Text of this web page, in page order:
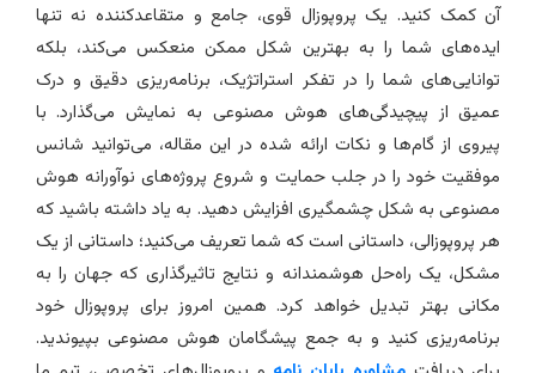
کمک کنید. یک پروپوزال قوی، جامع و متقاعدکننده نه تنها
شما را به بهترین شکل ممکن منعکس می‌کند، بلکه
شما را در تفکر استراتژیک، برنامه‌ریزی دقیق و درک
از پیچیدگی‌های هوش مصنوعی به نمایش می‌گذارد. با
از گام‌ها و نکات ارائه شده در این مقاله، می‌توانید شانس
خود را در جلب حمایت و شروع پروژه‌های نوآورانه هوش
به شکل چشمگیری افزایش دهید. به یاد داشته باشید که
پروپوزالی، داستانی است که شما تعریف می‌کنید؛ داستانی از یک
یک راه‌حل هوشمندانه و نتایج تاثیرگذاری که جهان را به
بهتر تبدیل خواهد کرد. همین امروز برای پروپوزال خود
کنید و به جمع پیشگامان هوش مصنوعی بپیوندید.